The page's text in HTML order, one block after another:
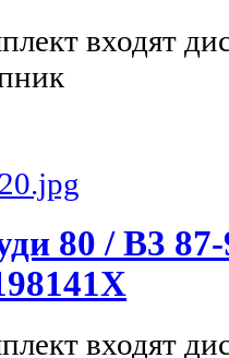
входят
80 / B3
входят